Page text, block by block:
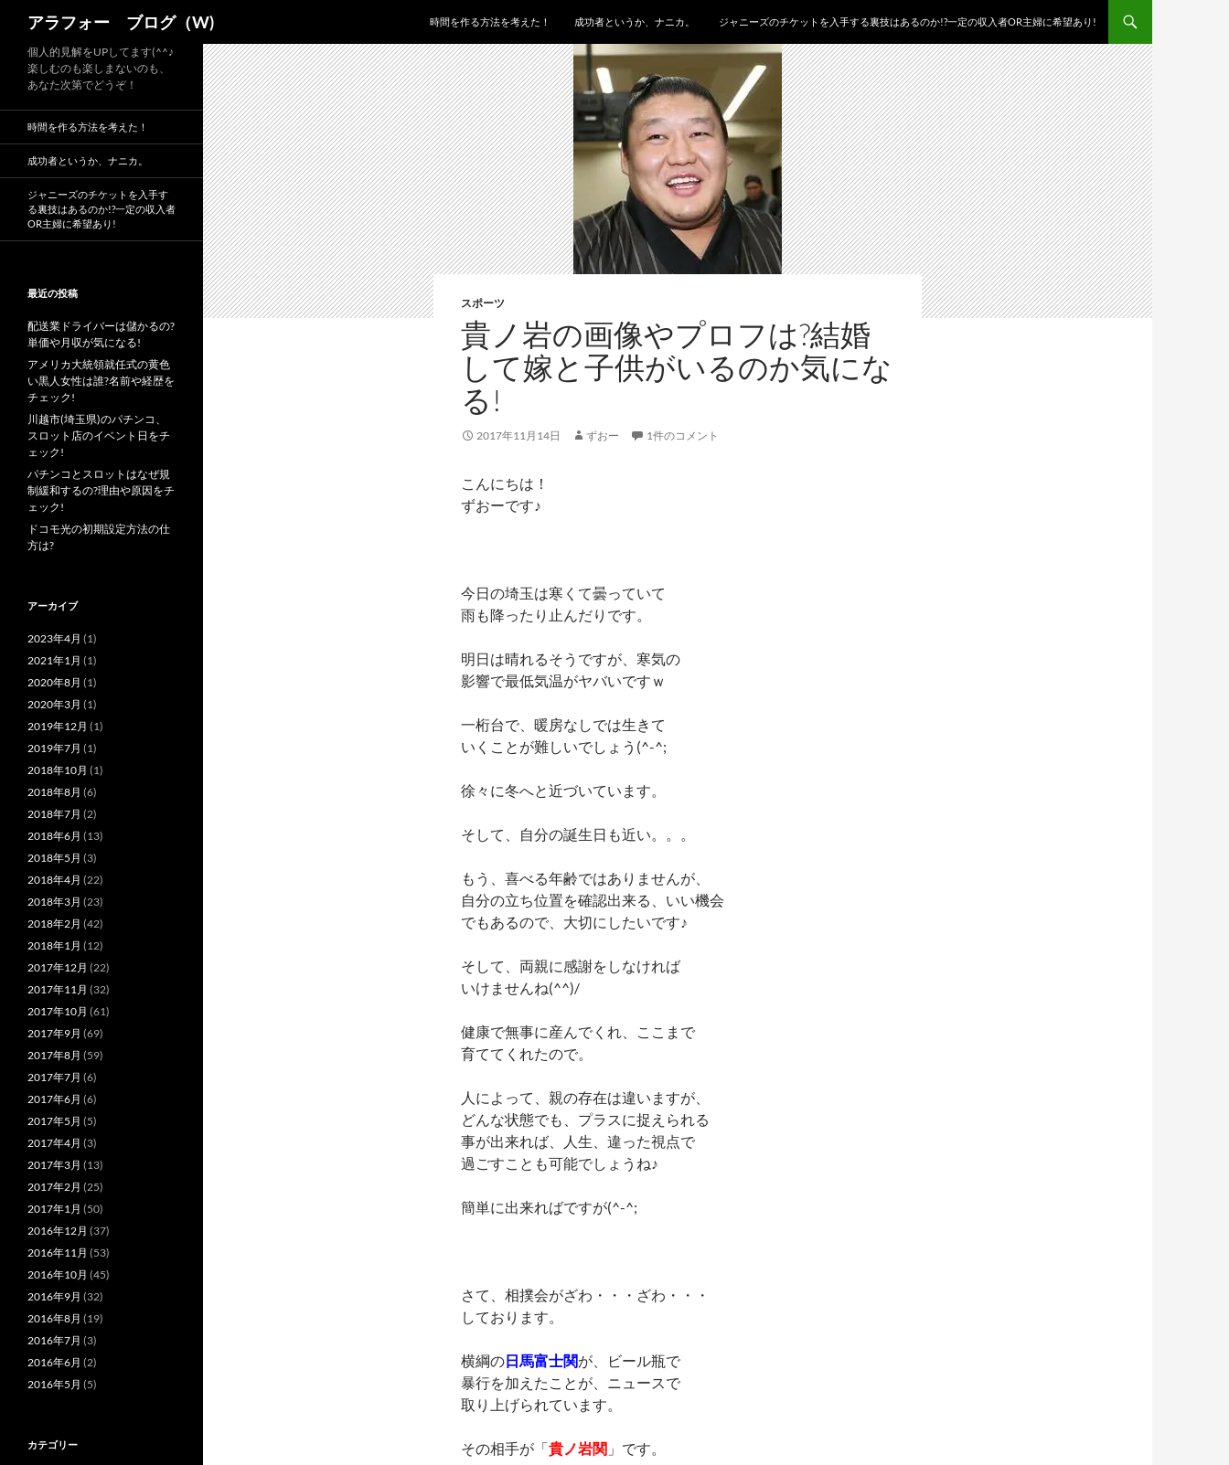
ツ
アラフォー ブログ（W) 時間を作る方法を考えた！ 成功者というか、ナニカ。 ジャニーズのチケットを入手する裏技はあるのか!?一定の収入者OR主婦に希望あり!
スポーツ
貴ノ岩の画像やプロフは?結婚
して嫁と子供がいるのか気にな
る!
2017年11月14日 ずおー 1件のコメント
こんにちは！
ずおーです♪
今日の埼玉は寒くて曇っていて
雨も降ったり止んだりです。
明日は晴れるそうですが、寒気の
影響で最低気温がヤバいですｗ
一桁台で、暖房なしでは生きて
いくことが難しいでしょう(^-^;
徐々に冬へと近づいています。
そして、自分の誕生日も近い。。。
もう、喜べる年齢ではありませんが、
自分の立ち位置を確認出来る、いい機会
でもあるので、大切にしたいです♪
そして、両親に感謝をしなければ
いけませんね(^^)/
健康で無事に産んでくれ、ここまで
育ててくれたので。
人によって、親の存在は違いますが、
どんな状態でも、プラスに捉えられる
事が出来れば、人生、違った視点で
過ごすことも可能でしょうね♪
簡単に出来ればですが(^-^;
さて、相撲会がざわ・・・ざわ・・・
しております。
横綱の日馬富士関が、ビール瓶で
暴行を加えたことが、ニュースで
取り上げられています。
その相手が「貴ノ岩関 」です。
個人的見解をUPしてます(^^♪
楽しむのも楽しまないのも、
あなた次第でどうぞ！
時間を作る方法を考えた！
成功者というか、ナニカ。
ジャニーズのチケットを入手す
る裏技はあるのか!?一定の収入者
OR主婦に希望あり!
最近の投稿
配送業ドライバーは儲かるの?
単価や月収が気になる!
アメリカ大統領就任式の黄色
い黒人女性は誰?名前や経歴を
チェック!
川越市(埼玉県)のパチンコ、
スロット店のイベント日をチ
ェック!
パチンコとスロットはなぜ規
制緩和するの?理由や原因をチ
ェック!
ドコモ光の初期設定方法の仕
方は?
アーカイブ
2023年4月 (1)
2021年1月 (1)
2020年8月 (1)
2020年3月 (1)
2019年12月 (1)
2019年7月 (1)
2018年10月 (1)
2018年8月 (6)
2018年7月 (2)
2018年6月 (13)
2018年5月 (3)
2018年4月 (22)
2018年3月 (23)
2018年2月 (42)
2018年1月 (12)
2017年12月 (22)
2017年11月 (32)
2017年10月 (61)
2017年9月 (69)
2017年8月 (59)
2017年7月 (6)
2017年6月 (6)
2017年5月 (5)
2017年4月 (3)
2017年3月 (13)
2017年2月 (25)
2017年1月 (50)
2016年12月 (37)
2016年11月 (53)
2016年10月 (45)
2016年9月 (32)
2016年8月 (19)
2016年7月 (3)
2016年6月 (2)
2016年5月 (5)
カテゴリー